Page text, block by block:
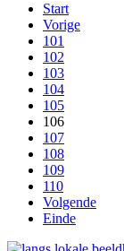
Start
Vorige
101
102
103
104
105
106
107
108
109
110
Volgende
Einde